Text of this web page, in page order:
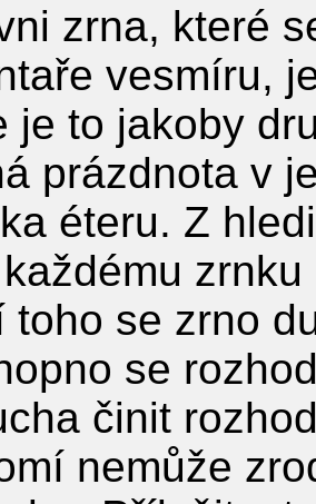
zrna, které
vesmíru,
je to jakoby
prázdnota v
éteru. Z
toho se zrno
se
činit
nemůže